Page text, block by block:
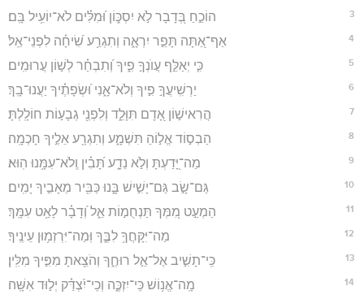
3 הוֹכֵ֣חַ בְּ֭דָבָר לֹ֣א יִסְכּ֑וֹן וּ֝מִלִּ֗ים לֹא־יוֹעִ֥יל בָּֽם׃
4 אַף־אַ֭תָּה תָּפֵ֣ר יִרְאָ֑ה וְתִגְרַ֥ע שִׂ֝יחָ֗ה לִפְנֵי־אֵֽל׃
5 כִּ֤י יְאַלֵּ֣ף עֲוֺנְךָ֣ פִ֑יךָ וְ֝תִבְחַ֗ר לְשׁ֣וֹן עֲרוּמִֽים׃
6 יַרְשִֽׁיעֲךָ֣ פִ֣יךָ וְלֹא־אָ֑נִי וּ֝שְׂפָתֶ֗יךָ יַעֲנוּ־בָֽךְ׃
7 הֲרִאישׁ֣וֹן אָ֭דָם תִּוָּלֵ֑ד וְלִפְנֵ֖י גְבָע֣וֹת חוֹלָֽלְתָּ׃
8 הַבְס֣וֹד אֱל֣וֹהַ תִּשְׁמָ֑ע וְתִגְרַ֖ע אֵלֶ֣יךָ חָכְמָֽה׃
9 מַה־יָּ֭דַעְתָּ וְלֹ֣א נֵדָ֑ע תָּ֝בִ֗ין וְֽלֹא־עִמָּ֥נוּ הֽוּא׃
10 גַּם־שָׂ֣ב גַּם־יָשִׁ֣ישׁ בָּ֑נוּ כַּבִּ֖יר מֵאָבִ֣יךָ יָמִֽים׃
11 הַמְעַ֣ט מִ֭מְּךָ תַּנְחֻמ֣וֹת אֵ֑ל וְ֝דָבָ֗ר לָאַ֥ט עִמָּֽךְ׃
12 מַה־יִּקָּחֲךָ֥ לִבֶּ֑ךָ וּֽמַה־יִּרְזְמ֥וּן עֵינֶֽיךָ׃
13 כִּֽי־תָשִׁ֣יב אֶל־אֵ֣ל רוּחֶ֑ךָ וְהֹצֵ֖אתָ מִפִּ֣יךָ מִלִּֽין׃
14 מָֽה־אֱנ֥וֹשׁ כִּֽי־יִזְכֶּ֑ה וְכִֽי־יִ֝צְדַּ֗ק יְל֣וּד אִשָּֽׁה׃